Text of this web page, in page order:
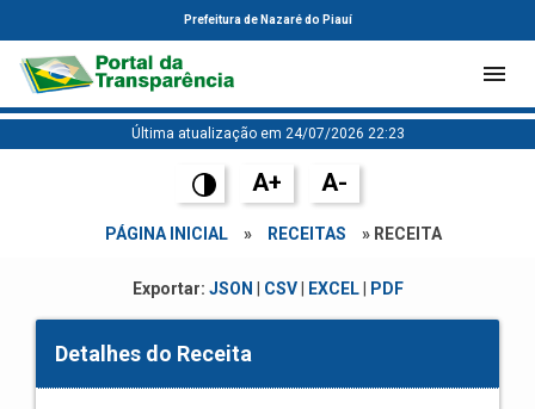
Prefeitura de Nazaré do Piauí
Última atualização em 24/07/2026 22:23
A+ A-
PÁGINA INICIAL » RECEITAS » RECEITA
Exportar: JSON CSV| EXCEL| PDF
Detalhes do Receita